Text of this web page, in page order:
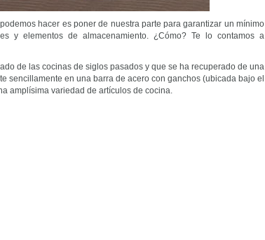
hacer es poner de nuestra parte para garantizar un mínimo
y elementos de almacenamiento. ¿Cómo? Te lo contamos a
de las cocinas de siglos pasados y que se ha recuperado de una
sencillamente en una barra de acero con ganchos (ubicada bajo el
amplísima variedad de artículos de cocina.